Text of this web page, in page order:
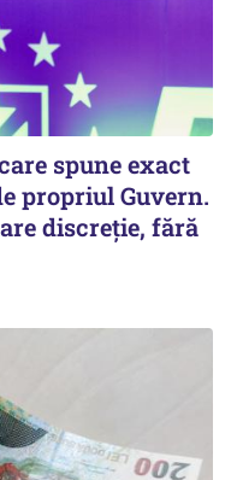
spune exact
propriul Guvern.
discreție, fără